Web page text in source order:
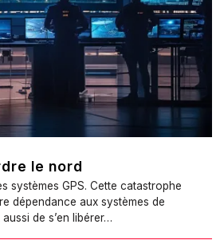
le nord
systèmes GPS. Cette catastrophe
dépendance aux systèmes de
de s’en libérer…